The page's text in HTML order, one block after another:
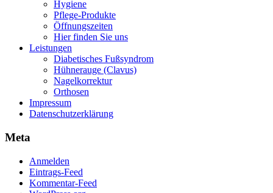
Hygiene
Pflege-Produkte
Öffnungszeiten
Hier finden Sie uns
Leistungen
Diabetisches Fußsyndrom
Hühnerauge (Clavus)
Nagelkorrektur
Orthosen
Impressum
Datenschutzerklärung
Meta
Anmelden
Eintrags-Feed
Kommentar-Feed